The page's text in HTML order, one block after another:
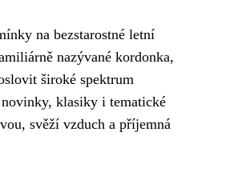
na bezstarostné letní
nazývané kordonka,
široké spektrum
klasiky i tematické
svěží vzduch a příjemná